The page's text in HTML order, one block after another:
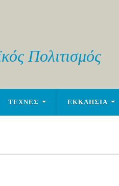
Πολιτισμός
ΤΕΧΝΕΣ ΕΚΚΛΗΣΙΑ